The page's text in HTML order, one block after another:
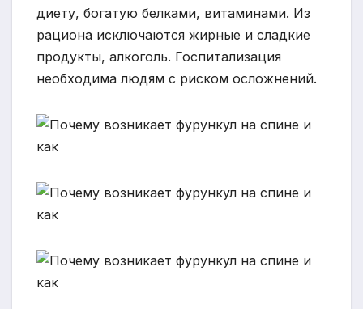
диету, богатую белками, витаминами. Из
рациона исключаются жирные и сладкие
продукты, алкоголь. Госпитализация
необходима людям с риском осложнений.